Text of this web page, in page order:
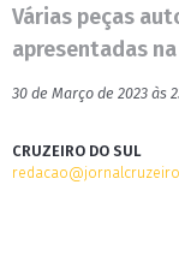
Várias peças
apresentadas
30 de Março de 2023 às
CRUZEIRO DO SUL